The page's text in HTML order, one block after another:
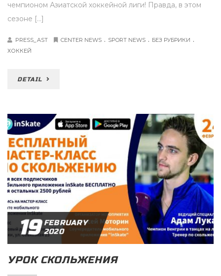
чемпионом Азиатской хоккейной лиги! Правда, в этом
сезоне […]
PRESS_AST CENTER NEWS . SPORT NEWS . БЕЗ РУБРИКИ .
ХОККЕЙ
DETAIL
19 FEBRUARY
2020
УРОК СКОЛЬЖЕНИЯ